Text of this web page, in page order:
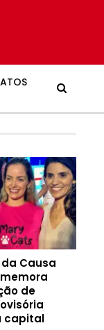
Causa
de
capital